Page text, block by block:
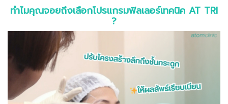
ทำไมคุณจอยถึงเลือกโปรแกรมฟิลเลอร์เทคนิค AT TRI
?